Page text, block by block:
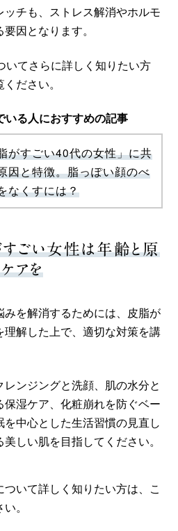
チも、ストレス解消やホルモ
因となります。
いてさらに詳しく知りたい方
ださい。
いる人におすすめの記事
がすごい40代の女性」に共
因と特徴。脂っぽい顔のべ
なくすには？
ごい女性は年齢と原
アを
を解消するためには、皮脂が
解した上で、適切な対策を講
ンジングと洗顔、肌の水分と
湿ケア、化粧崩れを防ぐベー
中心とした生活習慣の見直し
しい肌を目指してください。
いて詳しく知りたい方は、こ
。